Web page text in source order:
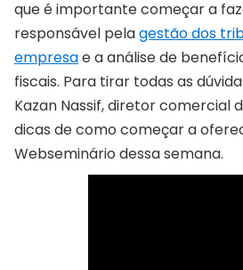
que é importante começar a
responsável pelagestão dos
empresae a análise de
fiscais. Para tirar todas as
Kazan Nassif, diretor comercial
dicas de como começar a
Webseminário dessa semana.